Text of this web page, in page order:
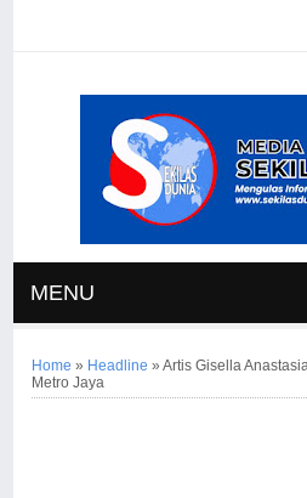
MENU
Home » Headline »Artis Gisella
Metro Jaya